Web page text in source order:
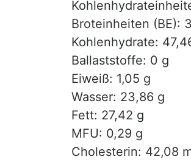
Broteinheiten (BE):
Kohlenhydrate:
Ballaststoffe: 0 g
Eiweiß: 1,05 g
Wasser: 23,86 g
Fett: 27,42 g
MFU: 0,29 g
Cholesterin: 42,08